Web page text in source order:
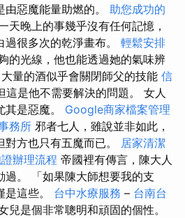
惡魔能量助燃的。 助您成功的
天晚上的事幾乎沒有任何記憶，
很多次的乾淨畫布。 輕鬆安排
的光線，他也能透過她的氣味辨
大量的酒似乎會關閉師父的技能 信
這是他不需要解決的問題。 女人
是惡魔。 Google商家檔案管理
務所 邪者七人，雖說並非如此，
方也只有五魔而已。 居家清潔
辦理流程 帝國裡有傳言，陳大人
過。 「如果陳大師想要我的支
這些。 台中水療服務 – 台南台
兒是個非常聰明和頑固的個性。